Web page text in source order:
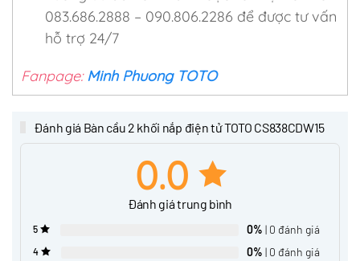
083.686.2888 – 090.806.2286 để được tư vấn
hỗ trợ 24/7
Fanpage: Minh Phuong TOTO
Đánh giá Bàn cầu 2 khối nắp điện tử TOTO CS838CDW15
0.0
Đánh giá trung bình
5 0% | 0 đánh giá
4 0% | 0 đánh giá